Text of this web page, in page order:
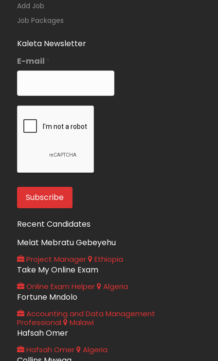
Add Job
Job Packages
Kaleta Newsletter
E-mail *
Recent Candidates
Melat Mebratu Gebeyehu
Project Manager Ethiopia
Take My Online Exam
Online Exam Helper Algeria
Fortune Mndolo
Accounting and Data Management
Professional
Malawi
Hafsah Omer
Hafsah Omer Algeria